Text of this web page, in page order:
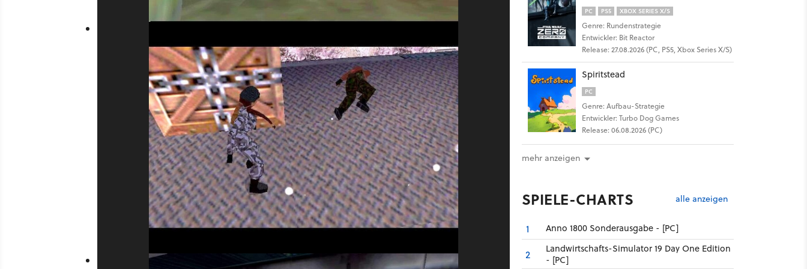
PC PS5 XBOX SERIES X/S
Genre: Rundenstrategie
Entwickler: Bit Reactor
Release: 27.08.2026 (PC, PS5, Xbox Series X/S)
Spiritstead
PC
Genre: Aufbau-Strategie
Entwickler: Turbo Dog Games
Release: 06.08.2026 (PC)
mehr anzeigen
SPIELE-CHARTS alle anzeigen
1 Anno 1800 Sonderausgabe - [PC]
2
Landwirtschafts-Simulator 19 Day One Edition
- [PC]